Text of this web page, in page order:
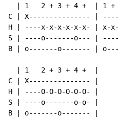
| 1   2 + 3 + 4 +  | 1
C | X--------------- |
H | ----x-x-x-x-x-x- | x-x-
S | ----o-------o--- |
B | o-------o------- |
  | 1   2 + 3 + 4 +  |
C | X--------------- |
H | ----O-O-O-O-O-O- |
S | ----o-------o-o- |
B | o-------o------- |